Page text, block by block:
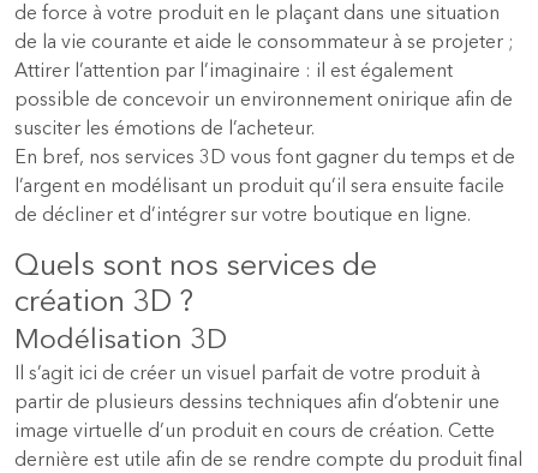
de force à votre produit en le plaçant dans une situation
de la vie courante et aide le consommateur à se projeter ;
Attirer l’attention par l’imaginaire : il est également
possible de concevoir un environnement onirique afin de
susciter les émotions de l’acheteur.
En bref, nos services 3D vous font gagner du temps et de
l’argent en modélisant un produit qu’il sera ensuite facile
de décliner et d’intégrer sur votre boutique en ligne.
Quels sont nos services de
création 3D ?
Modélisation 3D
Il s’agit ici de créer un visuel parfait de votre produit à
partir de plusieurs dessins techniques afin d’obtenir une
image virtuelle d’un produit en cours de création. Cette
dernière est utile afin de se rendre compte du produit final